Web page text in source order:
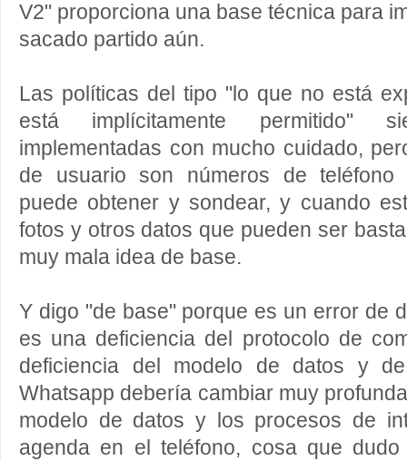
V2" proporciona una base técnica para
sacado partido aún.
Las políticas del tipo "lo que no está
está implícitamente permitido"
implementadas con mucho cuidado,
de usuario son números de teléfono
puede obtener y sondear, y cuando
fotos y otros datos que pueden ser
muy mala idea de base.
Y digo "de base" porque es un error de
es una deficiencia del protocolo de
deficiencia del modelo de datos y
Whatsapp debería cambiar muy
modelo de datos y los procesos de
agenda en el teléfono, cosa que